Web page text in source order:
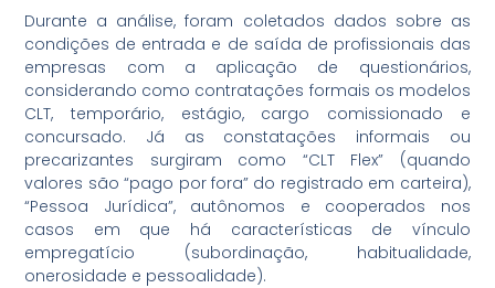
Durante a análise, foram coletados dados sobre as
condições de entrada e de saída de profissionais das
empresas com a aplicação de questionários,
considerando como contratações formais os modelos
CLT, temporário, estágio, cargo comissionado e
concursado. Já as constatações informais ou
precarizantes surgiram como “CLT Flex” (quando
valores são “pago por fora” do registrado em carteira),
“Pessoa Jurídica”, autônomos e cooperados nos
casos em que há características de vínculo
empregatício (subordinação, habitualidade,
onerosidade e pessoalidade).